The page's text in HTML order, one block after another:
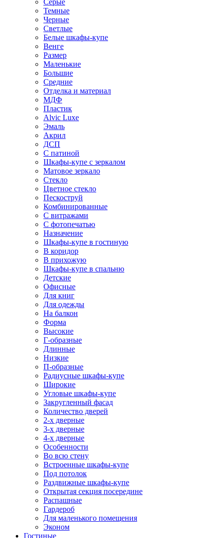
Серые
Темные
Черные
Светлые
Белые шкафы-купе
Венге
Размер
Маленькие
Большие
Средние
Отделка и материал
МДФ
Пластик
Alvic Luxe
Эмаль
Акрил
ДСП
С патиной
Шкафы-купе с зеркалом
Матовое зеркало
Стекло
Цветное стекло
Пескоструй
Комбинированные
С витражами
С фотопечатью
Назначение
Шкафы-купе в гостиную
В коридор
В прихожую
Шкафы-купе в спальню
Детские
Офисные
Для книг
Для одежды
На балкон
Форма
Высокие
Г-образные
Длинные
Низкие
П-образные
Радиусные шкафы-купе
Широкие
Угловые шкафы-купе
Закругленный фасад
Количество дверей
2-х дверные
3-х дверные
4-х дверные
Особенности
Во всю стену
Встроенные шкафы-купе
Под потолок
Раздвижные шкафы-купе
Открытая секция посередине
Распашные
Гардероб
Для маленького помещения
Эконом
Гостиные